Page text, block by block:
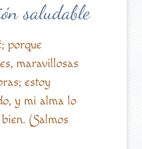
saludable
porque
maravillosas
estoy
y mi alma lo
(Salmos